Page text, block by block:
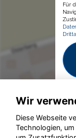
Für
Wir
Diese Webseite
Technologien,